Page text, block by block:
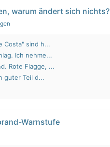
warum ändert sich nichts?
Costa" sind h...
Ich nehme...
Rote Flagge, ...
guter Teil d...
Warnstufe